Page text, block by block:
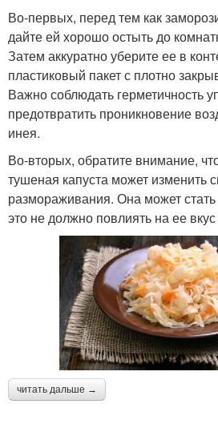
Во-первых, перед тем как
дайте ей хорошо остыть до
Затем аккуратно уберите ее в
пластиковый пакет с плотно
Важно соблюдать герметичность
предотвратить проникновение
инея.
Во-вторых, обратите внимание,
тушеная капуста может изменить
размораживания. Она может стать
это не должно повлиять на ее
читать дальше →